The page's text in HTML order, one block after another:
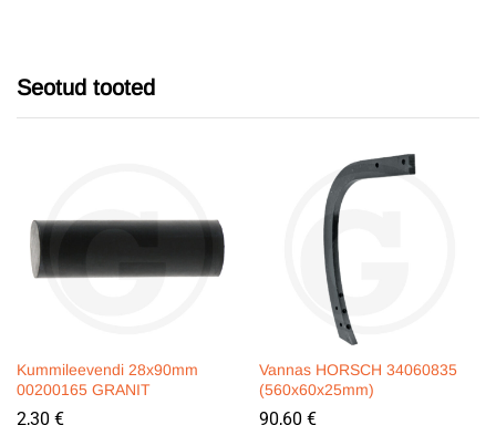
Seotud tooted
Kummileevendi 28x90mm
00200165 GRANIT
2,30 €
Vannas HORSCH 34060835
(560x60x25mm)
90,60 €